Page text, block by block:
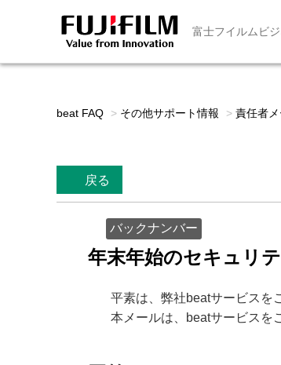
富士フイルムビ
beat FAQ > その他サポート情報 > 責任者
戻る
バックナンバー
年末年始のセキュリ
平素は、弊社beatサービスを
本メールは、beatサービスを